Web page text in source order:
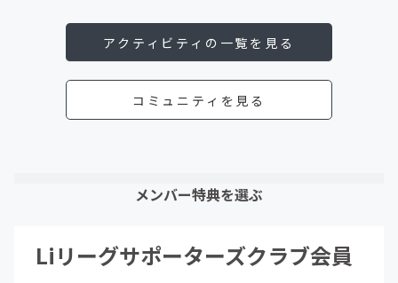
アクティビティの一覧を見る
コミュニティを見る
メンバー特典を選ぶ
Liリーグサポーターズクラブ会員